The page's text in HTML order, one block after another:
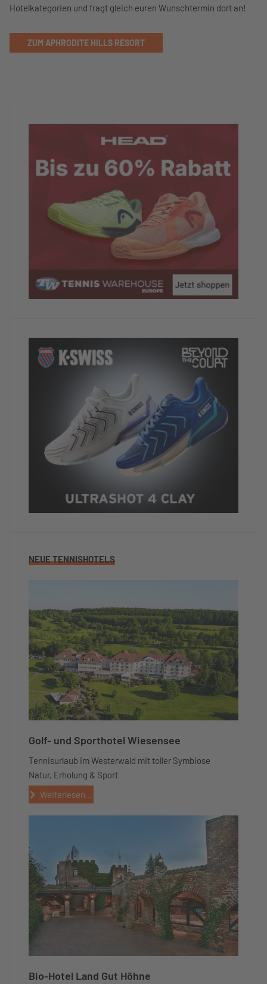
Hotelkategorien und fragt gleich euren Wunschtermin dort an!
ZUM APHRODITE HILLS RESORT
NEUE TENNISHOTELS
Golf- und Sporthotel Wiesensee
Tennisurlaub im Westerwald mit toller Symbiose
Natur, Erholung & Sport
Weiterlesen...
Bio-Hotel Land Gut Höhne